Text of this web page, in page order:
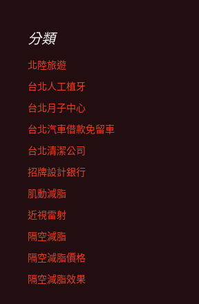
分類
北陸旅遊
台北人工植牙
台北月子中心
台北汽車借款免留車
台北清潔公司
招牌設計銀行
肌動減脂
近視雷射
隔空減脂
隔空減脂價格
隔空減脂效果